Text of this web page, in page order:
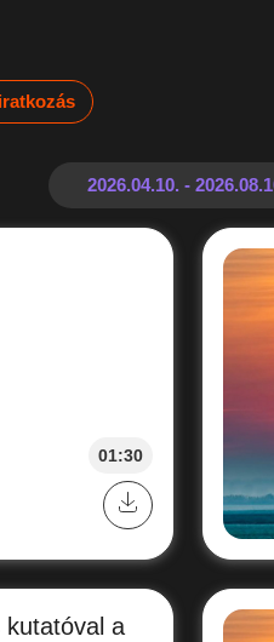
01:30
kutatóval a